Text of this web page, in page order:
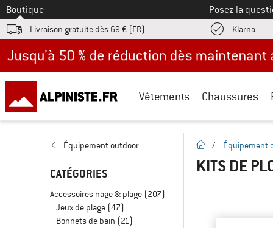
Vers le
Boutique Posez la
Livraison gratuite dès 69 € (FR) Klarna
Vêtements Chaussures
Équipement outdoor
CATÉGORIES
Accessoires nage & plage (207)
Jeux de plage (47)
Bonnets de bain (21)
Page d'accueil
/ Équipement
KITS DE